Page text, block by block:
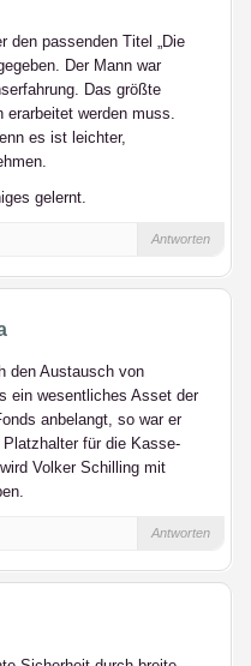
den passenden Titel „Die
Der Mann war
Das größte
werden muss.
es ist leichter,
gelernt.
Antworten
den Austausch von
ein wesentliches Asset der
anbelangt, so war er
für die Kasse-
Volker Schilling mit
Antworten